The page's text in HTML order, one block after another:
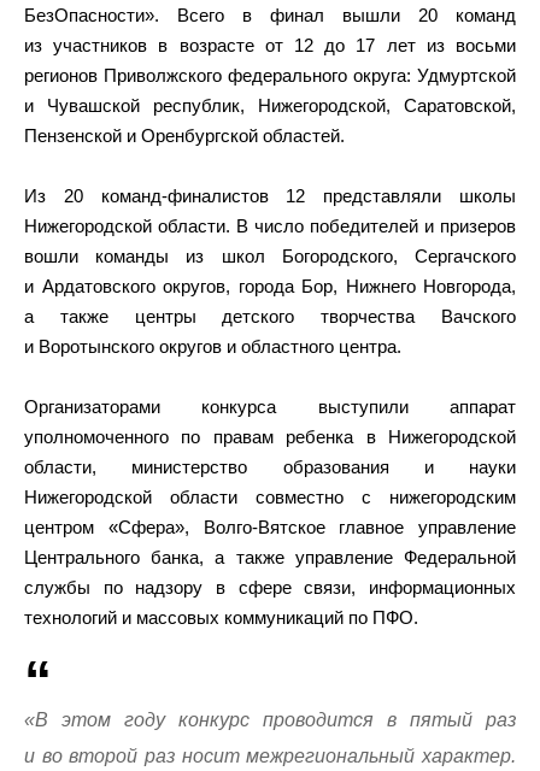
БезОпасности». Всего в финал вышли 20 команд
из участников в возрасте от 12 до 17 лет из восьми
регионов Приволжского федерального округа: Удмуртской
и Чувашской республик, Нижегородской, Саратовской,
Пензенской и Оренбургской областей.
Из 20 команд-финалистов 12 представляли школы
Нижегородской области. В число победителей и призеров
вошли команды из школ Богородского, Сергачского
и Ардатовского округов, города Бор, Нижнего Новгорода,
а также центры детского творчества Вачского
и Воротынского округов и областного центра.
Организаторами конкурса выступили аппарат
уполномоченного по правам ребенка в Нижегородской
области, министерство образования и науки
Нижегородской области совместно с нижегородским
центром «Сфера», Волго-Вятское главное управление
Центрального банка, а также управление Федеральной
службы по надзору в сфере связи, информационных
технологий и массовых коммуникаций по ПФО.
«В этом году конкурс проводится в пятый раз
и во второй раз носит межрегиональный характер.